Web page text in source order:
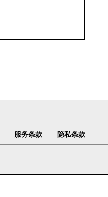
服务条款 隐私条款